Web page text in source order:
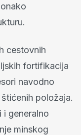
cestovnih
fortifikacija
navodno
položaja.
i generalno
minskog